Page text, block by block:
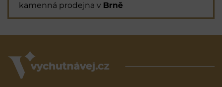
kamenná prodejna v Brně